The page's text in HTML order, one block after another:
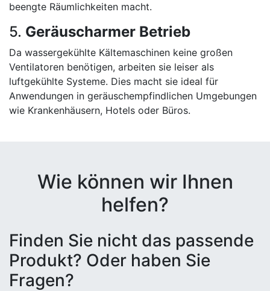
beengte Räumlichkeiten macht.
5. Geräuscharmer Betrieb
Da wassergekühlte Kältemaschinen keine großen
Ventilatoren benötigen, arbeiten sie leiser als
luftgekühlte Systeme. Dies macht sie ideal für
Anwendungen in geräuschempfindlichen Umgebungen
wie Krankenhäusern, Hotels oder Büros.
Wie können wir Ihnen
helfen?
Finden Sie nicht das passende
Produkt? Oder haben Sie
Fragen?